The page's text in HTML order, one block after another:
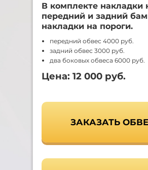
В комплекте накладки
передний и задний
накладки на пороги.
передний обвес 4000 руб.
задний обвес 3000 руб.
два боковых обвеса 6000 руб.
Цена: 12 000 руб.
ЗАКАЗАТЬ